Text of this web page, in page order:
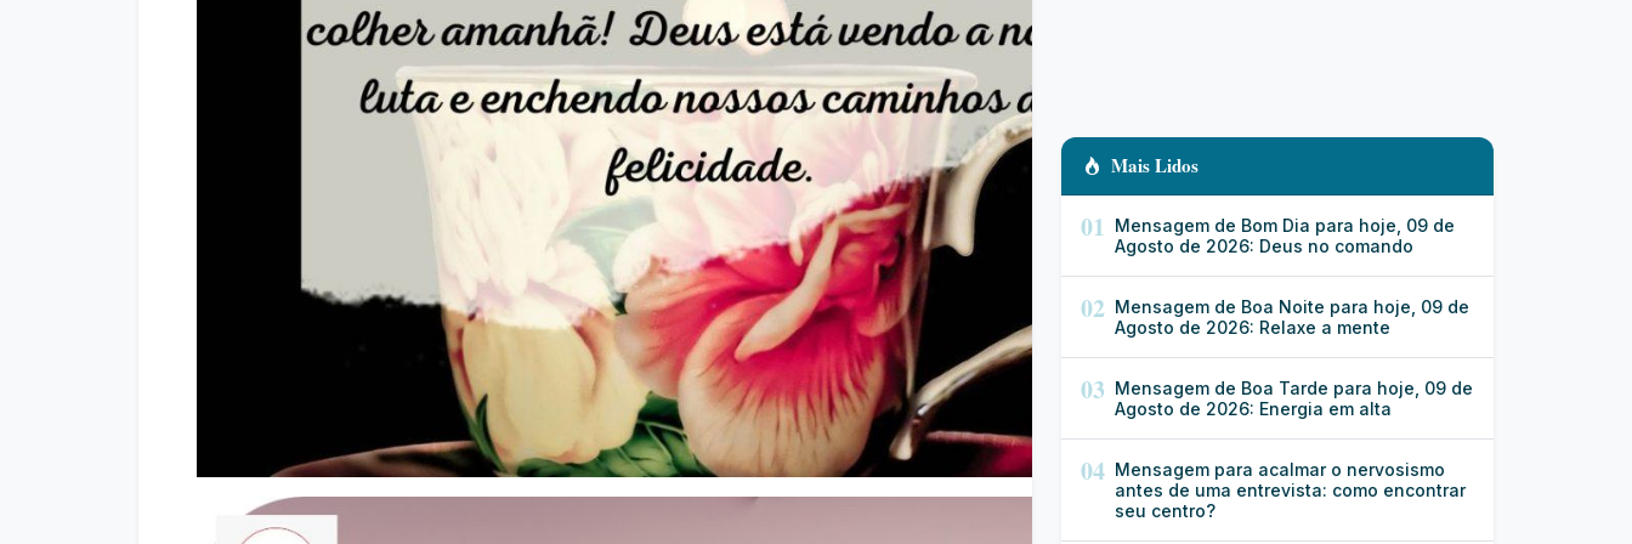
Mais Lidos
01 Mensagem de Bom Dia para hoje, 09 de
Agosto de 2026: Deus no comando
02 Mensagem de Boa Noite para hoje, 09 de
Agosto de 2026: Relaxe a mente
03 Mensagem de Boa Tarde para hoje, 09 de
Agosto de 2026: Energia em alta
04 Mensagem para acalmar o nervosismo
antes de uma entrevista: como encontrar
seu centro?